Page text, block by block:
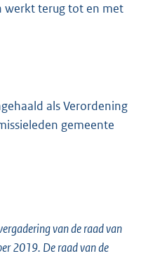
werkt terug tot en met
als Verordening
gemeente
van de raad van
2019. De raad van de